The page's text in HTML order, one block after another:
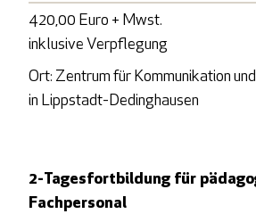
2-Tagesfortbildung für
Fachpersonal
420,00 Euro + Mwst.
inklusive Verpflegung
Ort: Zentrum für Kommunikation
in Lippstadt-Dedinghausen